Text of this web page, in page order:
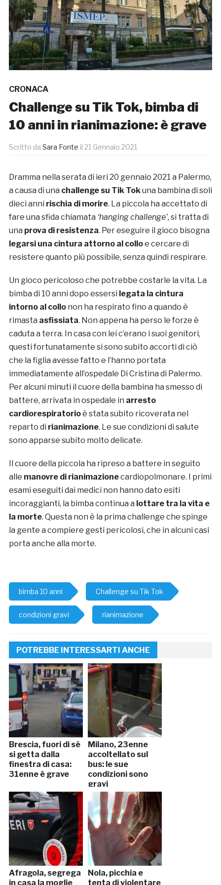
CRONACA
Challenge su Tik Tok, bimba di
10 anni in rianimazione: è grave
Scritto da Sara Fonte il 21 Gennaio 2021
Dramma nella serata di ieri 20 gennaio 2021 a Palermo,
a causa di una challenge su Tik Tokuna bambina di soli
dieci anni rischia di morire. La piccola ha accettato di
fare una sfida chiamata ‘hanging challenge’,si tratta di
una prova di resistenza. Per eseguire il gioco bisogna
legarsi una cintura attorno al colloe cercare di
resistere quanto più possibile, senza quindi respirare.
Un gioco pericoloso che potrebbe costarle la vita. La
bimba di 10 anni dopo essersi legata la cintura
intorno al collonon ha respirato fino a quando è
rimasta asfissiata. Non appena ha perso le forze è
caduta a terra. In casa con lei c’erano i suoi genitori,
questi fortunatamente si sono subito accorti di ciò
che la figlia avesse fatto e l’hanno portata
immediatamente all’ospedale Di Cristina di Palermo.
Per alcuni minuti il cuore della bambina ha smesso di
battere, arrivata in ospedale in arresto
cardiorespiratorioè stata subito ricoverata nel
reparto di rianimazione. Le sue condizioni di salute
sono apparse subito molto delicate.
Il cuore della piccola ha ripreso a battere in seguito
alle manovre di rianimazionecardiopolmonare. I primi
esami eseguiti dai medici non hanno dato esiti
incoraggianti, la bimba continua a lottare tra la vita e
la morte. Questa non è la prima challenge che spinge
la gente a compiere gesti pericolosi, che in alcuni casi
porta anche alla morte.
bimba 10 anni Challenge su Tik Tok
condizioni gravi rianimazione
POTREBBE INTERESSARTI ANCHE
Brescia, fuori di sé
si getta dalla
finestra di casa:
31enne è grave
Milano, 23enne
accoltellato sul
bus: le sue
condizioni sono
gravi
Afragola, segrega
in casa la moglie
Nola, picchia e
tenta di violentare